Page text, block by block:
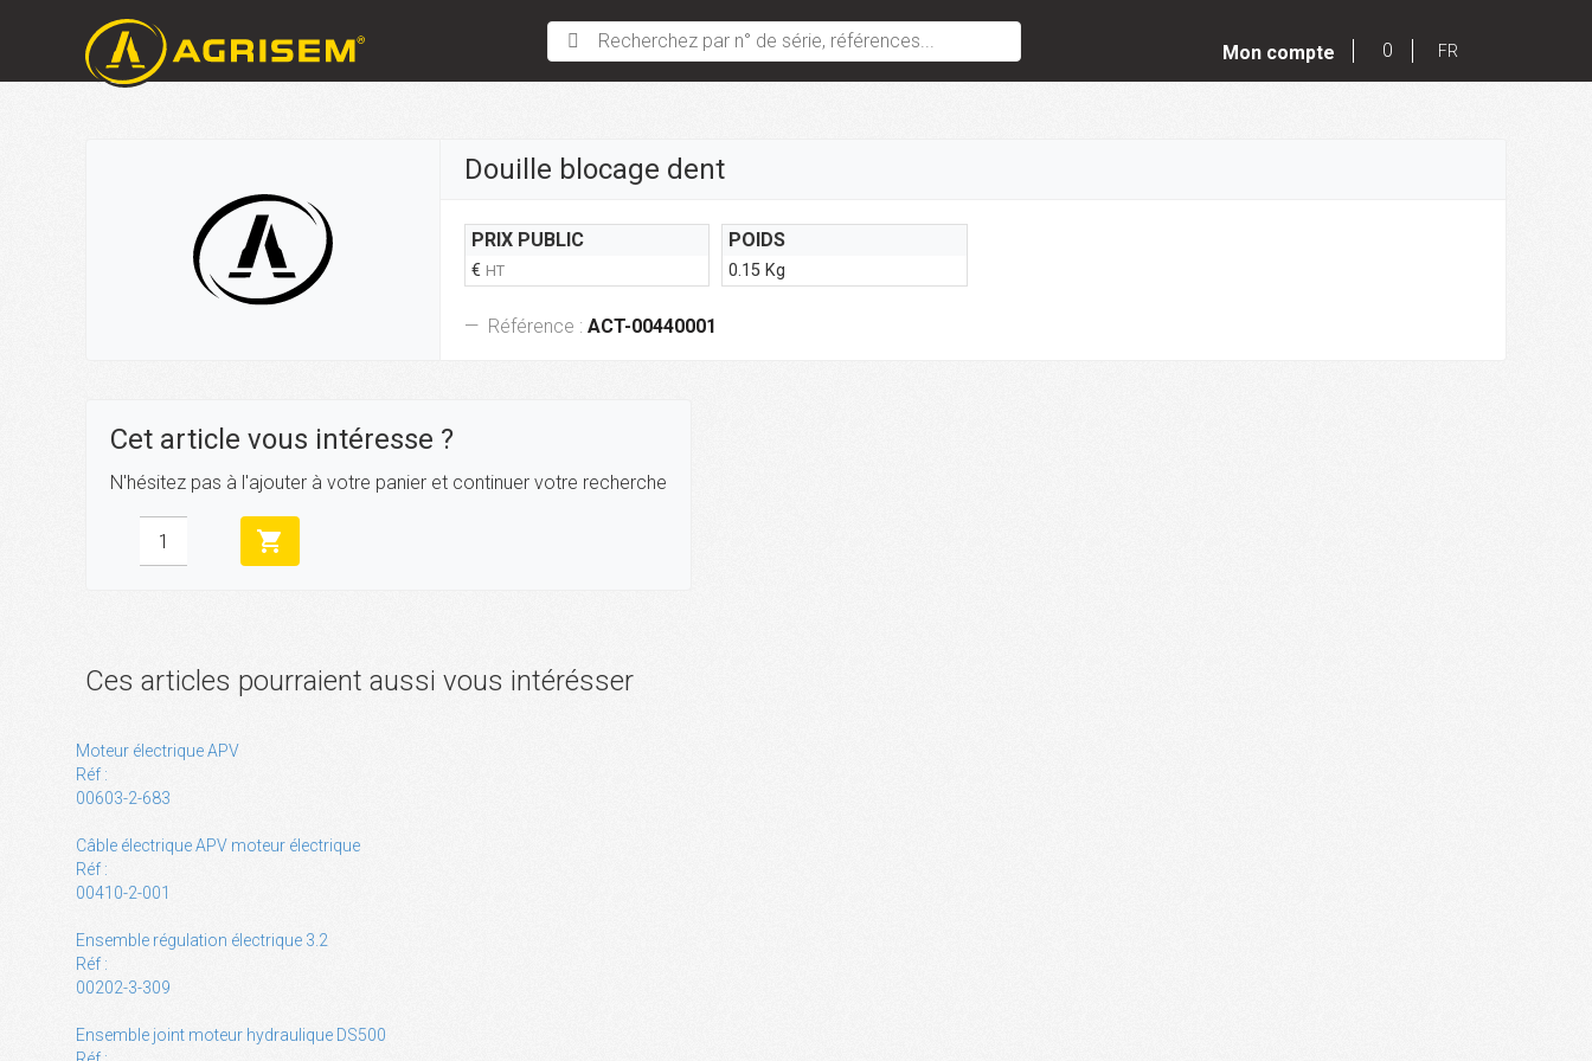
Recherchez par n° de série, références...
Mon compte 0 FR
Douille blocage dent
PRIX PUBLIC
€ HT
POIDS
0.15 Kg
Référence : ACT-00440001
Cet article vous intéresse ?
N'hésitez pas à l'ajouter à votre panier et continuer votre recherche
shopping_cart
Ces articles pourraient aussi vous intérésser
Moteur électrique APV
Réf :
00603-2-683
Câble électrique APV moteur électrique
Réf :
00410-2-001
Ensemble régulation électrique 3.2
Réf :
00202-3-309
Ensemble joint moteur hydraulique DS500